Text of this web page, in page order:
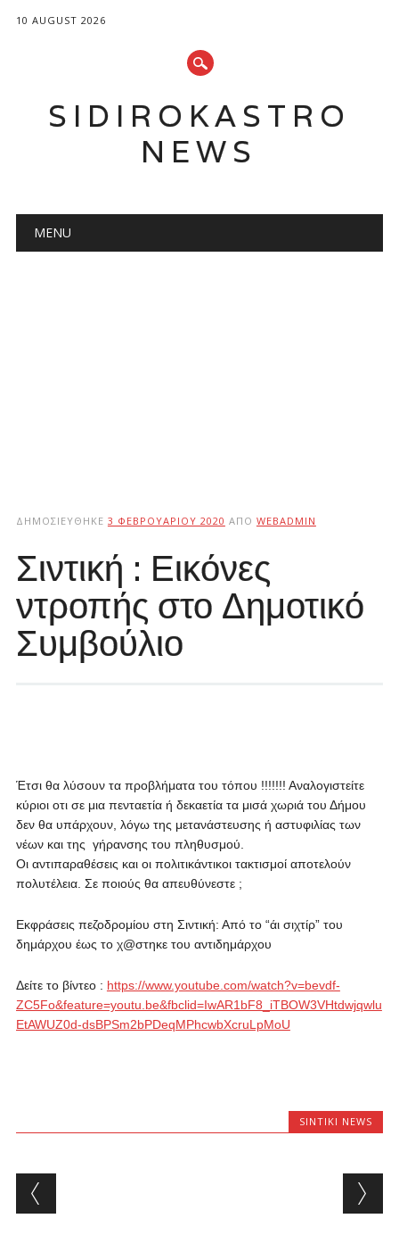
10 AUGUST 2026
SIDIROKASTRO
NEWS
Main menu
MENU
ΔΗΜΟΣΙΕΎΘΗΚΕ 3 ΦΕΒΡΟΥΑΡΊΟΥ 2020 ΑΠΌ WEBADMIN
Σιντική : Εικόνες
ντροπής στο Δημοτικό
Συμβούλιο
Έτσι θα λύσουν τα προβλήματα του τόπου !!!!!!! Αναλογιστείτε
κύριοι οτι σε μια πενταετία ή δεκαετία τα μισά χωριά του Δήμου
δεν θα υπάρχουν, λόγω της μετανάστευσης ή αστυφιλίας των
νέων και της γήρανσης του πληθυσμού.
Οι αντιπαραθέσεις και οι πολιτικάντικοι τακτισμοί αποτελούν
πολυτέλεια. Σε ποιούς θα απευθύνεστε ;
Εκφράσεις πεζοδρομίου στη Σιντική: Από το “άι σιχτίρ” του
δημάρχου έως το χ@στηκε του αντιδημάρχου
Δείτε το βίντεο : https://www.youtube.com/watch?v=bevdf-
ZC5Fo&feature=youtu.be&fbclid=IwAR1bF8_iTBOW3VHtdwjqwlu
EtAWUZ0d-dsBPSm2bPDeqMPhcwbXcruLpMoU
SINTIKI NEWS
Post navigation